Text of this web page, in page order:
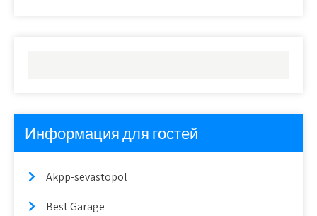
Информация для гостей
Akpp-sevastopol
Best Garage